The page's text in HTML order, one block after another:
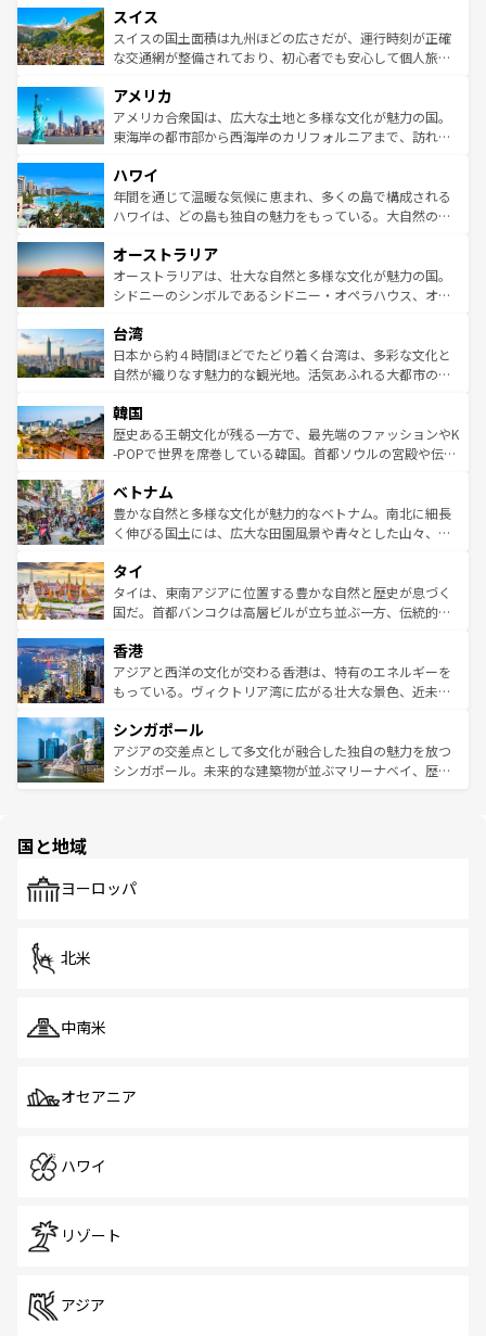
れる地方に足を運ぶとそれぞれで全く異なる文化を体験で
きるだろう。 なお、新着のフランス情報はコンテンツ一覧
を参照してほしい。
は、お酒好きな人にはぜひ体験してほしい。 なお、新着の
ドイツ情報はコンテンツ一覧を参照してほしい。
リアごとに異なる魅力がある。また、優雅なアフタヌーン
ティー、ビール好きにはたまらない英国パブ、サッカー観
戦など、本場だからこそできる体験も豊富。イギリスを旅
ンツ一覧を参照してほしい。
スイス
スイスの国土面積は九州ほどの広さだが、運行時刻が正確
な交通網が整備されており、初心者でも安心して個人旅行
の建物がそのまま残る町や、スイスならではのユニークな
博物館もあり、アルプス観光だけでなく町歩きも満喫する
ことができる。国民の所得が高いため物価も高いが、旅行
ば市内交通費無料で観光を楽しむこともできる。 なお、新
着のスイス情報はコンテンツ一覧 を参照してほしい。
アメリカ
アメリカ合衆国は、広大な土地と多様な文化が魅力の国。
東海岸の都市部から西海岸のカリフォルニアまで、訪れる
のような巨大都市は、観光、ショッピング、エンターテイ
ンメントが詰まった刺激的なスポットだ。一方、アメリカ
西部には大自然が広がり、グランドキャニオンやイエロー
部のニューオーリンズでは、音楽と美食が融合した独特の
文化が魅力。旅行者はアメリカの各地域で異なる魅力を楽
しみながら、その多様性と豊かな歴史を感じることができ
ならではの贅沢な旅のスタイルだ。 なお、新着のアメリカ
情報はコンテンツ一覧を参照してほしい。
ハワイ
年間を通じて温暖な気候に恵まれ、多くの島で構成される
ハワイは、どの島も独自の魅力をもっている。大自然の神
ワイ島は見逃せない。また、定番の観光地といえばオアフ
島だが、静かな自然を求めるならマウイ島やカウアイ島が
おすすめ。エメラルドグリーンに輝く海をはじめ、豊かな
れるおもてなしの心で訪れる人々を迎えてくれるハワイの
人々、おいしいローカルフードやハワイアンミュージッ
ク、伝統的なフラダンスなど、すべてがハワイの魅力を彩
ワイを、存分に味わってほしい。 なお、新着のハワイ情報
はコンテンツ一覧を参照してほしい。
オーストラリア
オーストラリアは、壮大な自然と多様な文化が魅力の国。
シドニーのシンボルであるシドニー・オペラハウス、オー
リアリーフや大陸中央部にそびえるウルル（エアーズロッ
ク）、タスマニアの美しい原生林やケアンズの熱帯雨林な
ど、見どころがたくさん。また、カフェやワイン、オージ
いる。アクティビティも充実しており、サーフィンやダイ
ビング、ハイキングなど、アウトドア好きにはたまらな
い。オーストラリアの多彩な魅力を存分に味わいつくそ
参照してほしい。
台湾
日本から約４時間ほどでたどり着く台湾は、多彩な文化と
自然が織りなす魅力的な観光地。活気あふれる大都市の台
ン）、静ひつな山岳地帯である台湾東部など、都市の喧騒
と山間の静けさが共存しており、訪れる人に新しい発見と
驚きをもたらしてくれる。また、奥深い台湾の食文化も魅
容にもいいと評判のスイーツなど、バラエティ豊かな料理
が味わえる。 なお、新着の台湾情報は コンテンツ一覧を参
照してほしい。
韓国
歴史ある王朝文化が残る一方で、最先端のファッションやK
-POPで世界を席巻している韓国。首都ソウルの宮殿や伝統
き、地方に足を延ばせば四季折々の自然美を楽しむことが
できる。そして、キムチや焼肉、絶品のストリートフード
まで、さまざまな韓国料理が待っている。夜には、韓国な
リティに包まれながら、韓国の多彩な魅力を心ゆくまで味
わってみてほしい。 なお、新着の韓国情報はコンテンツ一
覧を参照してほしい。
ベトナム
豊かな自然と多様な文化が魅力的なベトナム。南北に細長
く伸びる国土には、広大な田園風景や青々とした山々、世
急速な発展と共に伝統が息づく。ハノイの古い町並みやホ
ーチミン市のフランス統治時代の建物も、独特の雰囲気を
醸し出している。また、バラエティの豊かさとおいしさで
とつ。フォーやバインミー、ベトナムコーヒーなどは、ぜ
ひ現地で味わいたい。どの地域を訪れてもあたたかい人々
が旅行者を迎えてくれるので、きっと忘れられない旅にな
参照してほしい。
タイ
タイは、東南アジアに位置する豊かな自然と歴史が息づく
国だ。首都バンコクは高層ビルが立ち並ぶ一方、伝統的な
の活気が交差している。北部ではチェンマイなどの山岳地
帯で自然と触れ合い、南部ではプーケットやクラビの美し
いビーチでリゾート気分を楽しむことができる。タイ料理
激する。気候は一年中温暖で、どの季節にも異なる楽しみ
が待っている。親しみやすいタイの人々、仏教を中心とし
た文化、そして多様な観光資源が、訪れる旅人を魅了し続
香港
アジアと西洋の文化が交わる香港は、特有のエネルギーを
もっている。ヴィクトリア湾に広がる壮大な景色、近未来
み、どこを訪れても感動するはず。観光スポットが密集し
ており、効率よく見どころを回れるのも魅力。息をのむよ
うな絶景から文化的な体験まで、香港を存分に楽しみ尽く
シンガポール
アジアの交差点として多文化が融合した独自の魅力を放つ
シンガポール。未来的な建築物が並ぶマリーナベイ、歴史
で、ホーカーズは地元の風情を楽しめる外せないスポット
国と地域
ヨーロッパ
北米
中南米
オセアニア
ハワイ
リゾート
アジア